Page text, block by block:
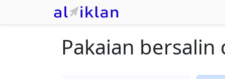
Pakaian bersalin